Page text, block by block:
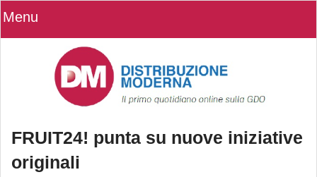
Menu
FRUIT24! punta su nuove iniziative
originali